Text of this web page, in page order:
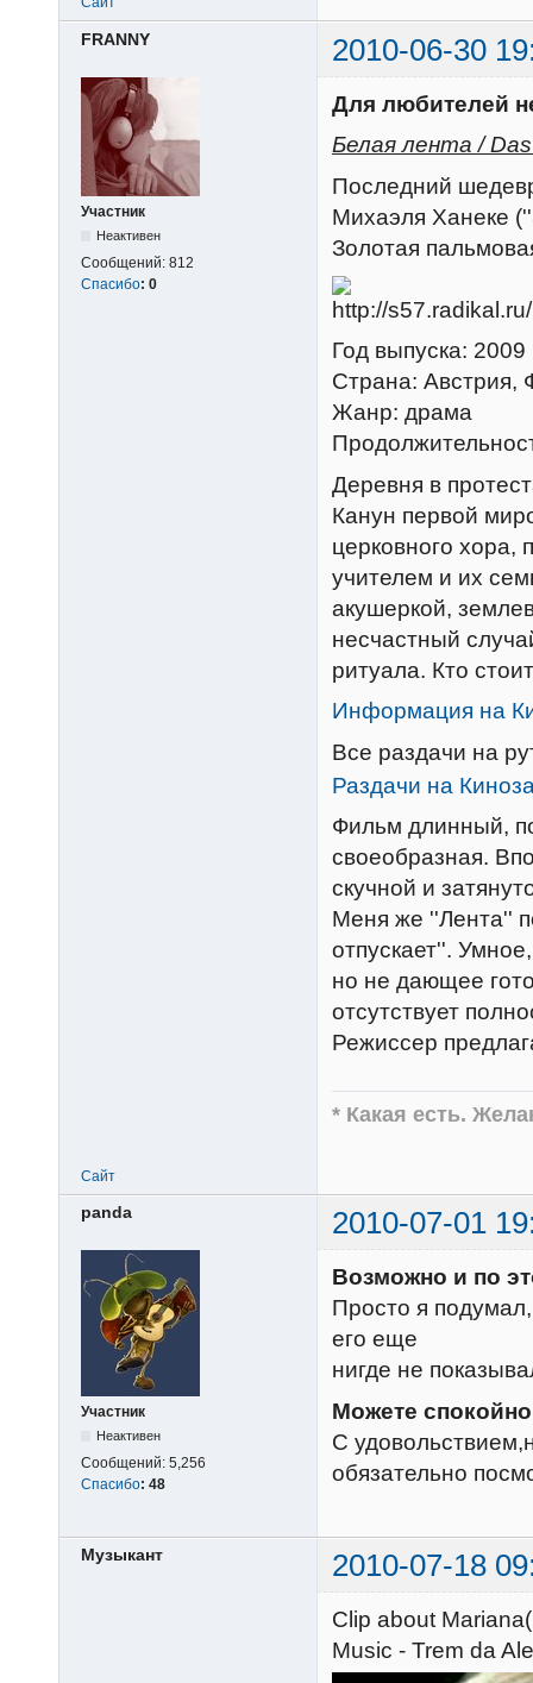
FRANNY 2010-06-30
Участник
Неактивен
Сообщений: 812
Спасибо: 0
Для любителей
Белая лента /
Последний
Михаэля Ханеке
Золотая
Год выпуска: 2009
Страна: Австрия,
Жанр: драма
Деревня в
Канун первой
церковного
учителем и их
акушеркой,
несчастный
ритуала. Кто
Информация на
Все раздачи на
Раздачи на
Фильм длинный,
своеобразная.
скучной и
Меня же ''Лента''
отпускает''.
но не дающее
отсутствует
Режиссер
* Какая есть.
Сайт
panda 2010-07-01
Участник
Неактивен
Сообщений: 5,256
Спасибо: 48
Возможно и по
Просто я
его еще
нигде не
Можете спокойно
С
обязательно
Музыкант 2010-07-18
Сlip about
Music - Trem da